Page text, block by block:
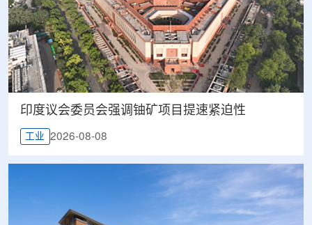
印度议会委员会强调铀矿项目提速紧迫性
工业 2026-08-08